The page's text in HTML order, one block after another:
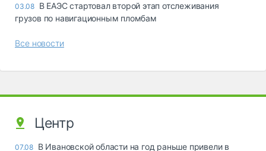
03.08 В ЕАЭС стартовал второй этап отслеживания
грузов по навигационным пломбам
Все новости
Центр
07.08 В Ивановской области на год раньше привели в